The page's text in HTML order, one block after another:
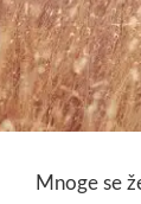
Mnoge se